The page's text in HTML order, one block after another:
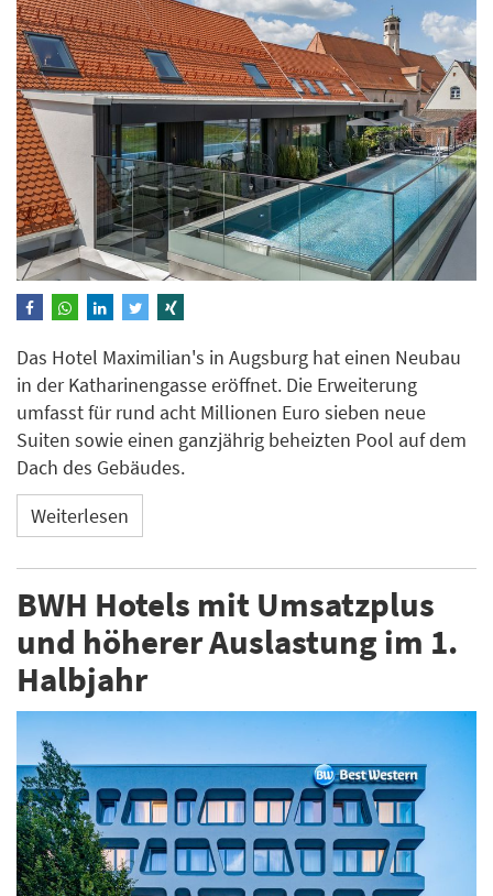
Das Hotel Maximilian's in Augsburg hat einen Neubau
in der Katharinengasse eröffnet. Die Erweiterung
umfasst für rund acht Millionen Euro sieben neue
Suiten sowie einen ganzjährig beheizten Pool auf dem
Dach des Gebäudes.
Weiterlesen
BWH Hotels mit Umsatzplus
und höherer Auslastung im 1.
Halbjahr